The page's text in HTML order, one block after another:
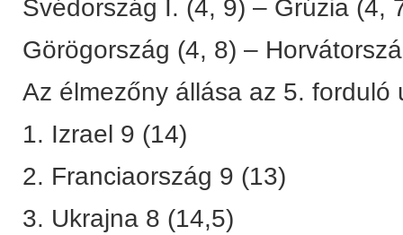
Svédország I. (4, 9) – Grúzia (4,
Görögország (4, 8) –
Az élmezőny állása az 5. forduló
1. Izrael 9 (14)
2. Franciaország 9 (13)
3. Ukrajna 8 (14,5)